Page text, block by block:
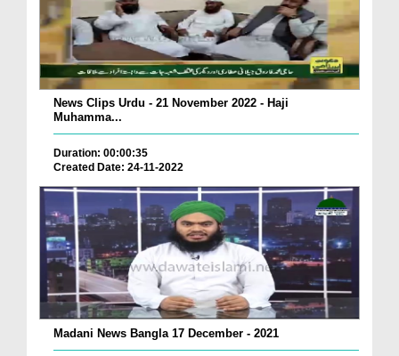
News Clips Urdu - 21 November 2022 - Haji
Muhamma...
Duration: 00:00:35
Created Date: 24-11-2022
Madani News Bangla 17 December - 2021